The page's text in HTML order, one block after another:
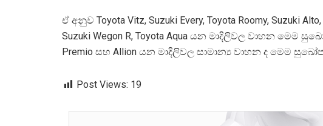
ඒ අනුව Toyota Vitz, Suzuki Every, Toyota Roomy, Suzuki
Suzuki Wegon R, Toyota Aqua යන මාදිලිවල වාහන මෙම
Premio සහ Allion යන මාදිලිවල සාමාන්‍ය වාහන ද මෙම
Post Views: 19